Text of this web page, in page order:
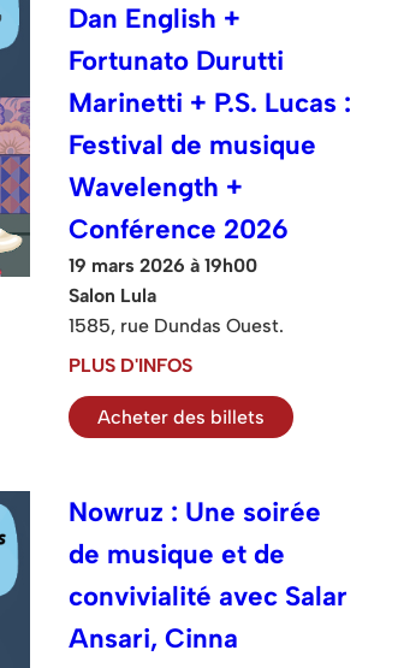
Dan English +
Fortunato Durutti
Marinetti + P.S. Lucas :
Festival de musique
Wavelength +
Conférence 2026
19 mars 2026 à 19h00
Salon Lula
1585, rue Dundas Ouest.
PLUS D'INFOS
Acheter des billets
Nowruz : Une soirée
de musique et de
convivialité avec Salar
Ansari, Cinna